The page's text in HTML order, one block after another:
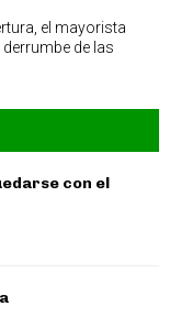
el mayorista
de las
con el